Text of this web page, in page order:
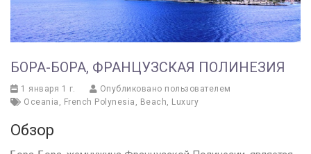
БОРА-БОРА, ФРАНЦУЗСКАЯ ПОЛИНЕЗИЯ
1 января 1 г.
Опубликовано пользователем
Oceania , French Polynesia , Beach, Luxury
Обзор